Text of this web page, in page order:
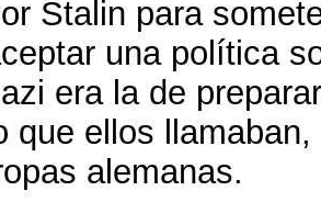
Stalin para
una política
era la de
que ellos
alemanas.